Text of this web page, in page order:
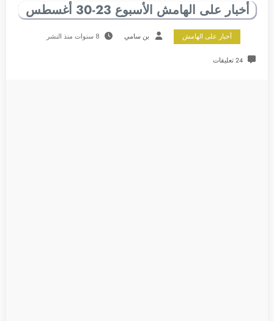
أخبار على الهامش الأسبوع 23-30 أغسطس
أخبار على الهامش بن سامي 8 سنوات منذ النشر
24 تعليقات